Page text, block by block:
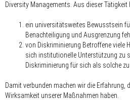
Diversity Managements. Aus dieser
ein universitätsweites Bewusstsein
Benachteiligung und Ausgrenzung
von Diskriminierung Betroffene viele
sich institutionelle Unterstützung zu
Diskriminierung für sich als solche zu
Damit verbunden machen wir die Erfahrung,
Wirksamkeit unserer Maßnahmen haben.